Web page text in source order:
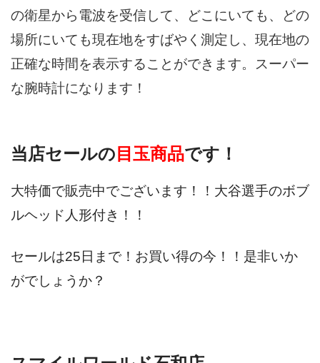
の衛星から電波を受信して、どこにいても、どの
場所にいても現在地をすばやく測定し、現在地の
正確な時間を表示することができます。スーパー
な腕時計になります！
当店セールの 目玉商品です！
大特価で販売中でございます！！ 大谷選手のボブ
ルヘッド人形付き！！
セールは25日まで！お買い得の今！！是非いか
がでしょうか？